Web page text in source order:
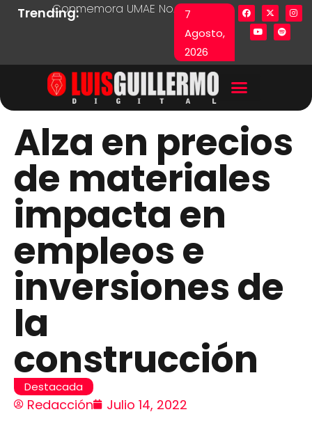
7
Agosto,
2026
Trending:Conmemora UMAE No. 71 Día de las y los
Lista en excel expone
Alza en precios
de materiales
impacta en
empleos e
inversiones de
la
construcción
Destacada
Redacción Julio 14, 2022